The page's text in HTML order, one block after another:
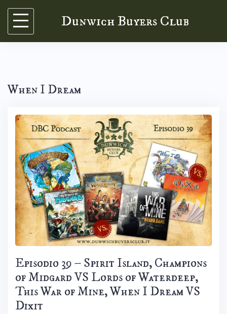
Skip
content
Dunwich Buyers Club
When I Dream
Episodio 39 – Spirit Island, Champions
of Midgard VS Lords of Waterdeep,
This War of Mine, When I Dream VS
Dixit